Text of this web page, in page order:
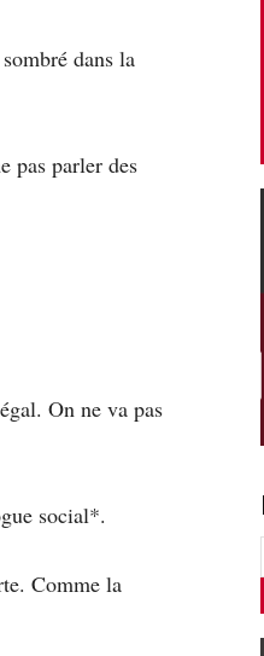
dans la
pas parler des
On ne va pas
social*.
Comme la